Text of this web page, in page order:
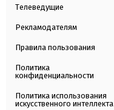
Телеведущие
Рекламодателям
Правила пользования
Политика
конфиденциальности
Политика использования
искусственного интеллекта